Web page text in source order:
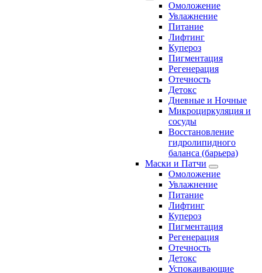
Омоложение
Увлажнение
Питание
Лифтинг
Купероз
Пигментация
Регенерация
Отечность
Детокс
Дневные и Ночные
Микроциркуляция и
сосуды
Восстановление
гидролипидного
баланса (барьера)
Маски и Патчи
Омоложение
Увлажнение
Питание
Лифтинг
Купероз
Пигментация
Регенерация
Отечность
Детокс
Успокаивающие